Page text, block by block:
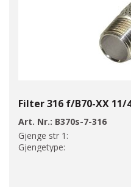
Filter 316 f/B70-XX 11/
Art. Nr.: B370s-7-316
Gjenge str 1:
Gjengetype: